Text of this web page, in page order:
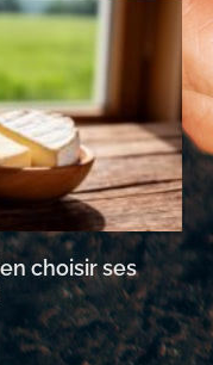
choisir ses